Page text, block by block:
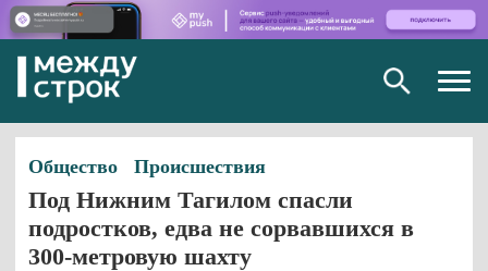
Общество Происшествия
Под Нижним Тагилом спасли
подростков, едва не сорвавшихся в
300-метровую шахту